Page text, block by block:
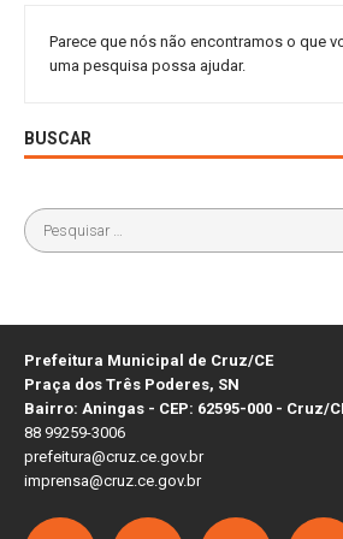
Parece que nós não encontramos o que
uma pesquisa possa ajudar.
BUSCAR
Prefeitura Municipal de Cruz/CE
Praça dos Três Poderes, SN
Bairro: Aningas - CEP: 62595-000 - Cruz/
88 99259-3006
prefeitura@cruz.ce.gov.br
imprensa@cruz.ce.gov.br